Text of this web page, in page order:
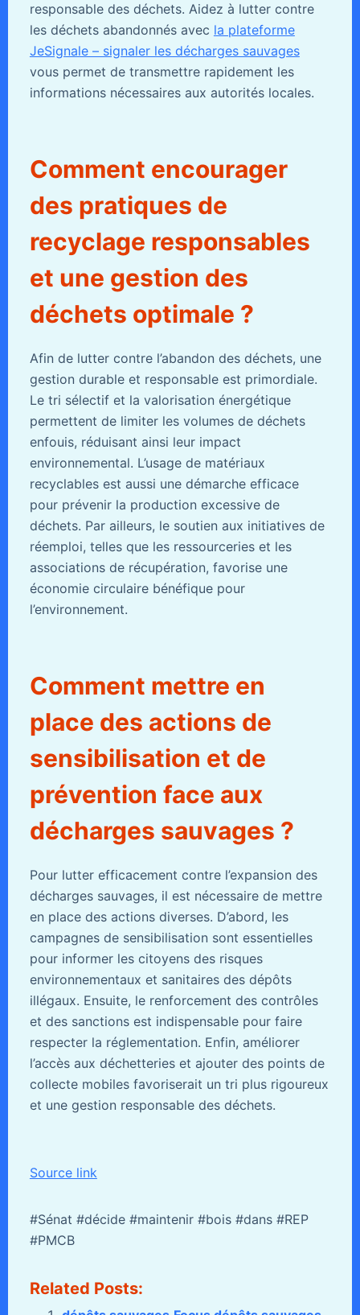
responsable des déchets. Aidez à lutter contre
les déchets abandonnés avec la plateforme
JeSignale – signaler les décharges sauvages
vous permet de transmettre rapidement les
informations nécessaires aux autorités locales.
Comment encourager
des pratiques de
recyclage responsables
et une gestion des
déchets optimale ?
Afin de lutter contre l’abandon des déchets, une
gestion durable et responsable est primordiale.
Le tri sélectif et la valorisation énergétique
permettent de limiter les volumes de déchets
enfouis, réduisant ainsi leur impact
environnemental. L’usage de matériaux
recyclables est aussi une démarche efficace
pour prévenir la production excessive de
déchets. Par ailleurs, le soutien aux initiatives de
réemploi, telles que les ressourceries et les
associations de récupération, favorise une
économie circulaire bénéfique pour
l’environnement.
Comment mettre en
place des actions de
sensibilisation et de
prévention face aux
décharges sauvages ?
Pour lutter efficacement contre l’expansion des
décharges sauvages, il est nécessaire de mettre
en place des actions diverses. D’abord, les
campagnes de sensibilisation sont essentielles
pour informer les citoyens des risques
environnementaux et sanitaires des dépôts
illégaux. Ensuite, le renforcement des contrôles
et des sanctions est indispensable pour faire
respecter la réglementation. Enfin, améliorer
l’accès aux déchetteries et ajouter des points de
collecte mobiles favoriserait un tri plus rigoureux
et une gestion responsable des déchets.
Source link
#Sénat #décide #maintenir #bois #dans #REP
#PMCB
Related Posts: